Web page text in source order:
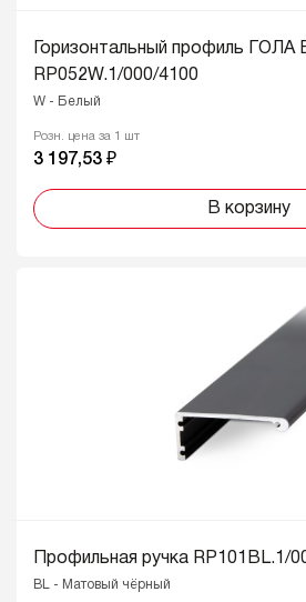
Горизонтальный профиль
RP052W.1/000/4100
W - Белый
Розн. цена за 1 шт
3 197,53 ₽
В корзину
Профильная ручка RP101BL.1/
BL - Матовый чёрный